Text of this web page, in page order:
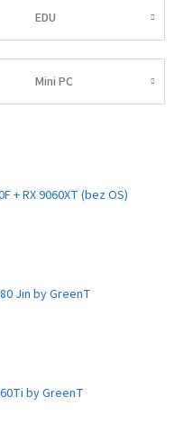
EDU
Mini PC
+ RX 9060XT (bez OS)
Jin by GreenT
by GreenT